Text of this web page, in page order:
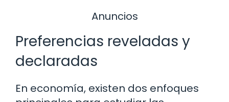
Anuncios
Preferencias reveladas y
declaradas
En economía, existen dos enfoques